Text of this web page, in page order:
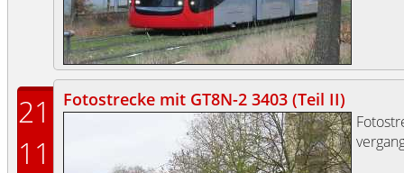
21
11
Fotostrecke mit GT8N-2 3403 (Teil II)